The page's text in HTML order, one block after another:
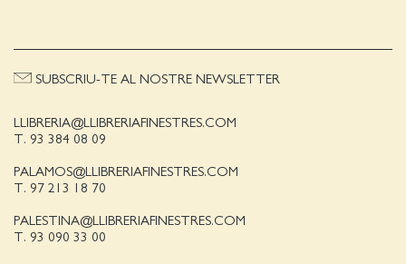
LLIBRERIA@LLIBRERIAFINESTRES.COM
T. 93 384 08 09
PALAMOS@LLIBRERIAFINESTRES.COM
T. 97 213 18 70
PALESTINA@LLIBRERIAFINESTRES.COM
T. 93 090 33 00
SUBSCRIU-TE AL NOSTRE NEWSLETTER